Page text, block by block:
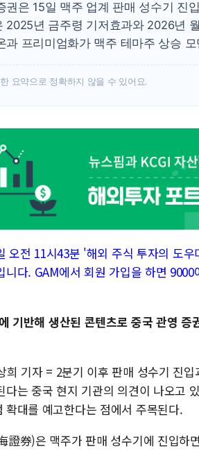
권은 15일 맥주 업계 판매 성수기 진
2025년 금주령 기저효과와 2026년
과 프리미엄화가 맥주 테마주 상승
요약으로 정확하지 않을 수 있어요.
오전 11시43분 '해외 주식 투자의
니다. GAM에서 회원 가입을 하면
기반해 생산된 콘텐츠로 중국 관영
희 기자 = 2분기 이후 판매 성수기 진
다는 중국 현지 기관의 의견이 나오고
확대를 예고한다는 점에서 주목된다.
證券)은 맥주가 판매 성수기에 진입하